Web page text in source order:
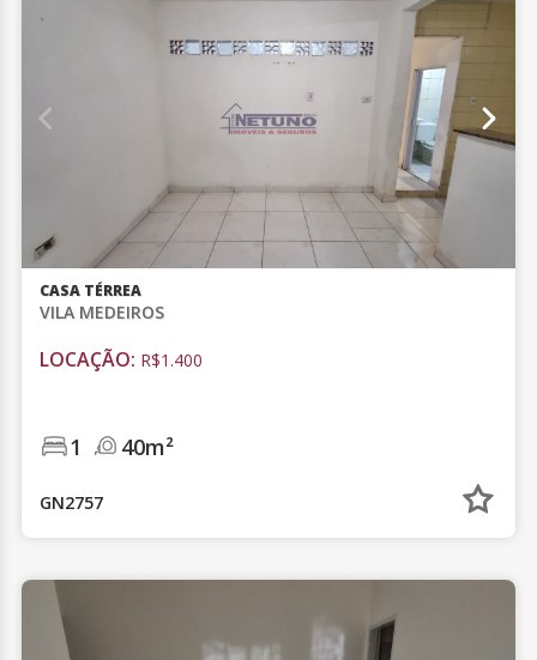
CASA TÉRREA
VILA MEDEIROS
LOCAÇÃO: R$1.400
1 40m²
GN2757